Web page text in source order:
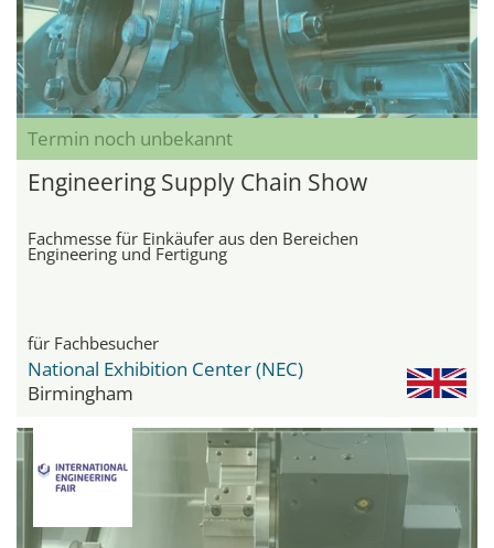
Termin noch unbekannt
Engineering Supply Chain Show
Fachmesse für Einkäufer aus den Bereichen
Engineering und Fertigung
für Fachbesucher
National Exhibition Center (NEC)
Birmingham